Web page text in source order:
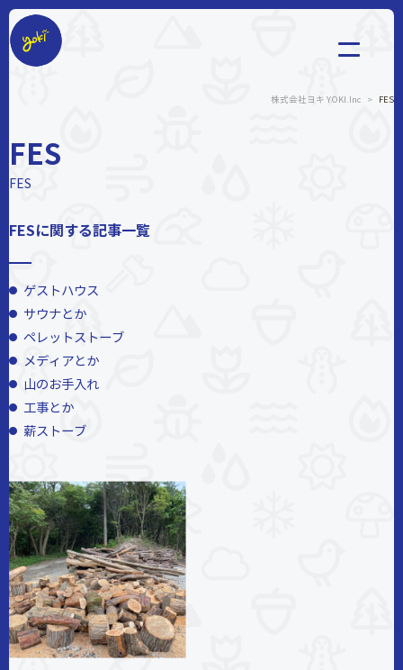
株式会社ヨキ YOKI.Inc > FES
FES
FES
FESに関する記事一覧
ゲストハウス
サウナとか
ペレットストーブ
メディアとか
山のお手入れ
工事とか
薪ストーブ